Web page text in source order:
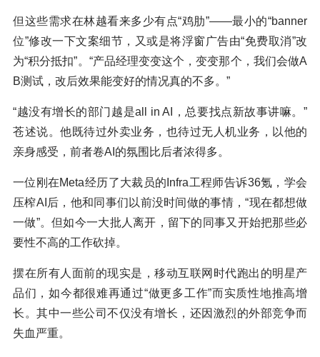
但这些需求在林越看来多少有点“鸡肋”——最小的“banner
位”修改一下文案细节，又或是将浮窗广告由“免费取消”改
为“积分抵扣”。“产品经理变变这个，变变那个，我们会做A
B测试，改后效果能变好的情况真的不多。”
“越没有增长的部门越是all in AI，总要找点新故事讲嘛。”
苍述说。他既待过外卖业务，也待过无人机业务，以他的
亲身感受，前者卷AI的氛围比后者浓得多。
一位刚在Meta经历了大裁员的Infra工程师告诉36氪，学会
压榨AI后，他和同事们以前没时间做的事情，“现在都想做
一做”。但如今一大批人离开，留下的同事又开始把那些必
要性不高的工作砍掉。
摆在所有人面前的现实是，移动互联网时代跑出的明星产
品们，如今都很难再通过“做更多工作”而实质性地推高增
长。其中一些公司不仅没有增长，还因激烈的外部竞争而
失血严重。